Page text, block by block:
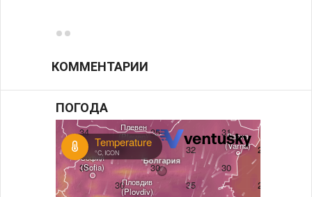
КОММЕНТАРИИ
ПОГОДА